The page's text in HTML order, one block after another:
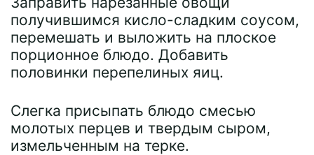
получившимся кисло-сладким соусом,
перемешать и выложить на плоское
порционное блюдо. Добавить
половинки перепелиных яиц.
Слегка присыпать блюдо смесью
молотых перцев и твердым сыром,
измельченным на терке.